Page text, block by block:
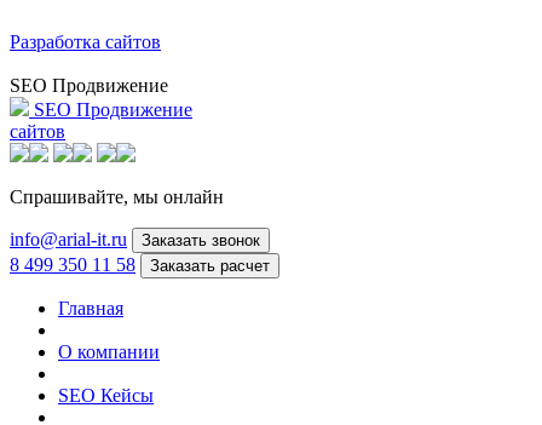
Разработка сайтов
SEO Продвижение
SEO Продвижение
сайтов
Спрашивайте, мы онлайн
info@arial-it.ru Заказать звонок
8 499 350 11 58 Заказать расчет
Главная
О компании
SEO Кейсы